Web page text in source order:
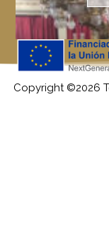
Copyright ©2026